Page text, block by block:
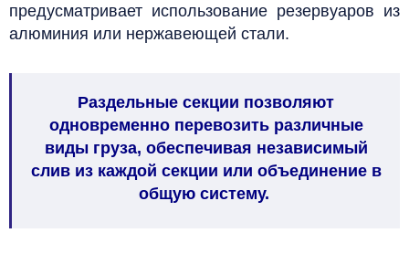
предусматривает использование резервуаров из
алюминия или нержавеющей стали.
Раздельные секции позволяют
одновременно перевозить различные
виды груза, обеспечивая независимый
слив из каждой секции или объединение в
общую систему.